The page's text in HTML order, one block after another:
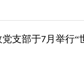
支部于7 月举行“